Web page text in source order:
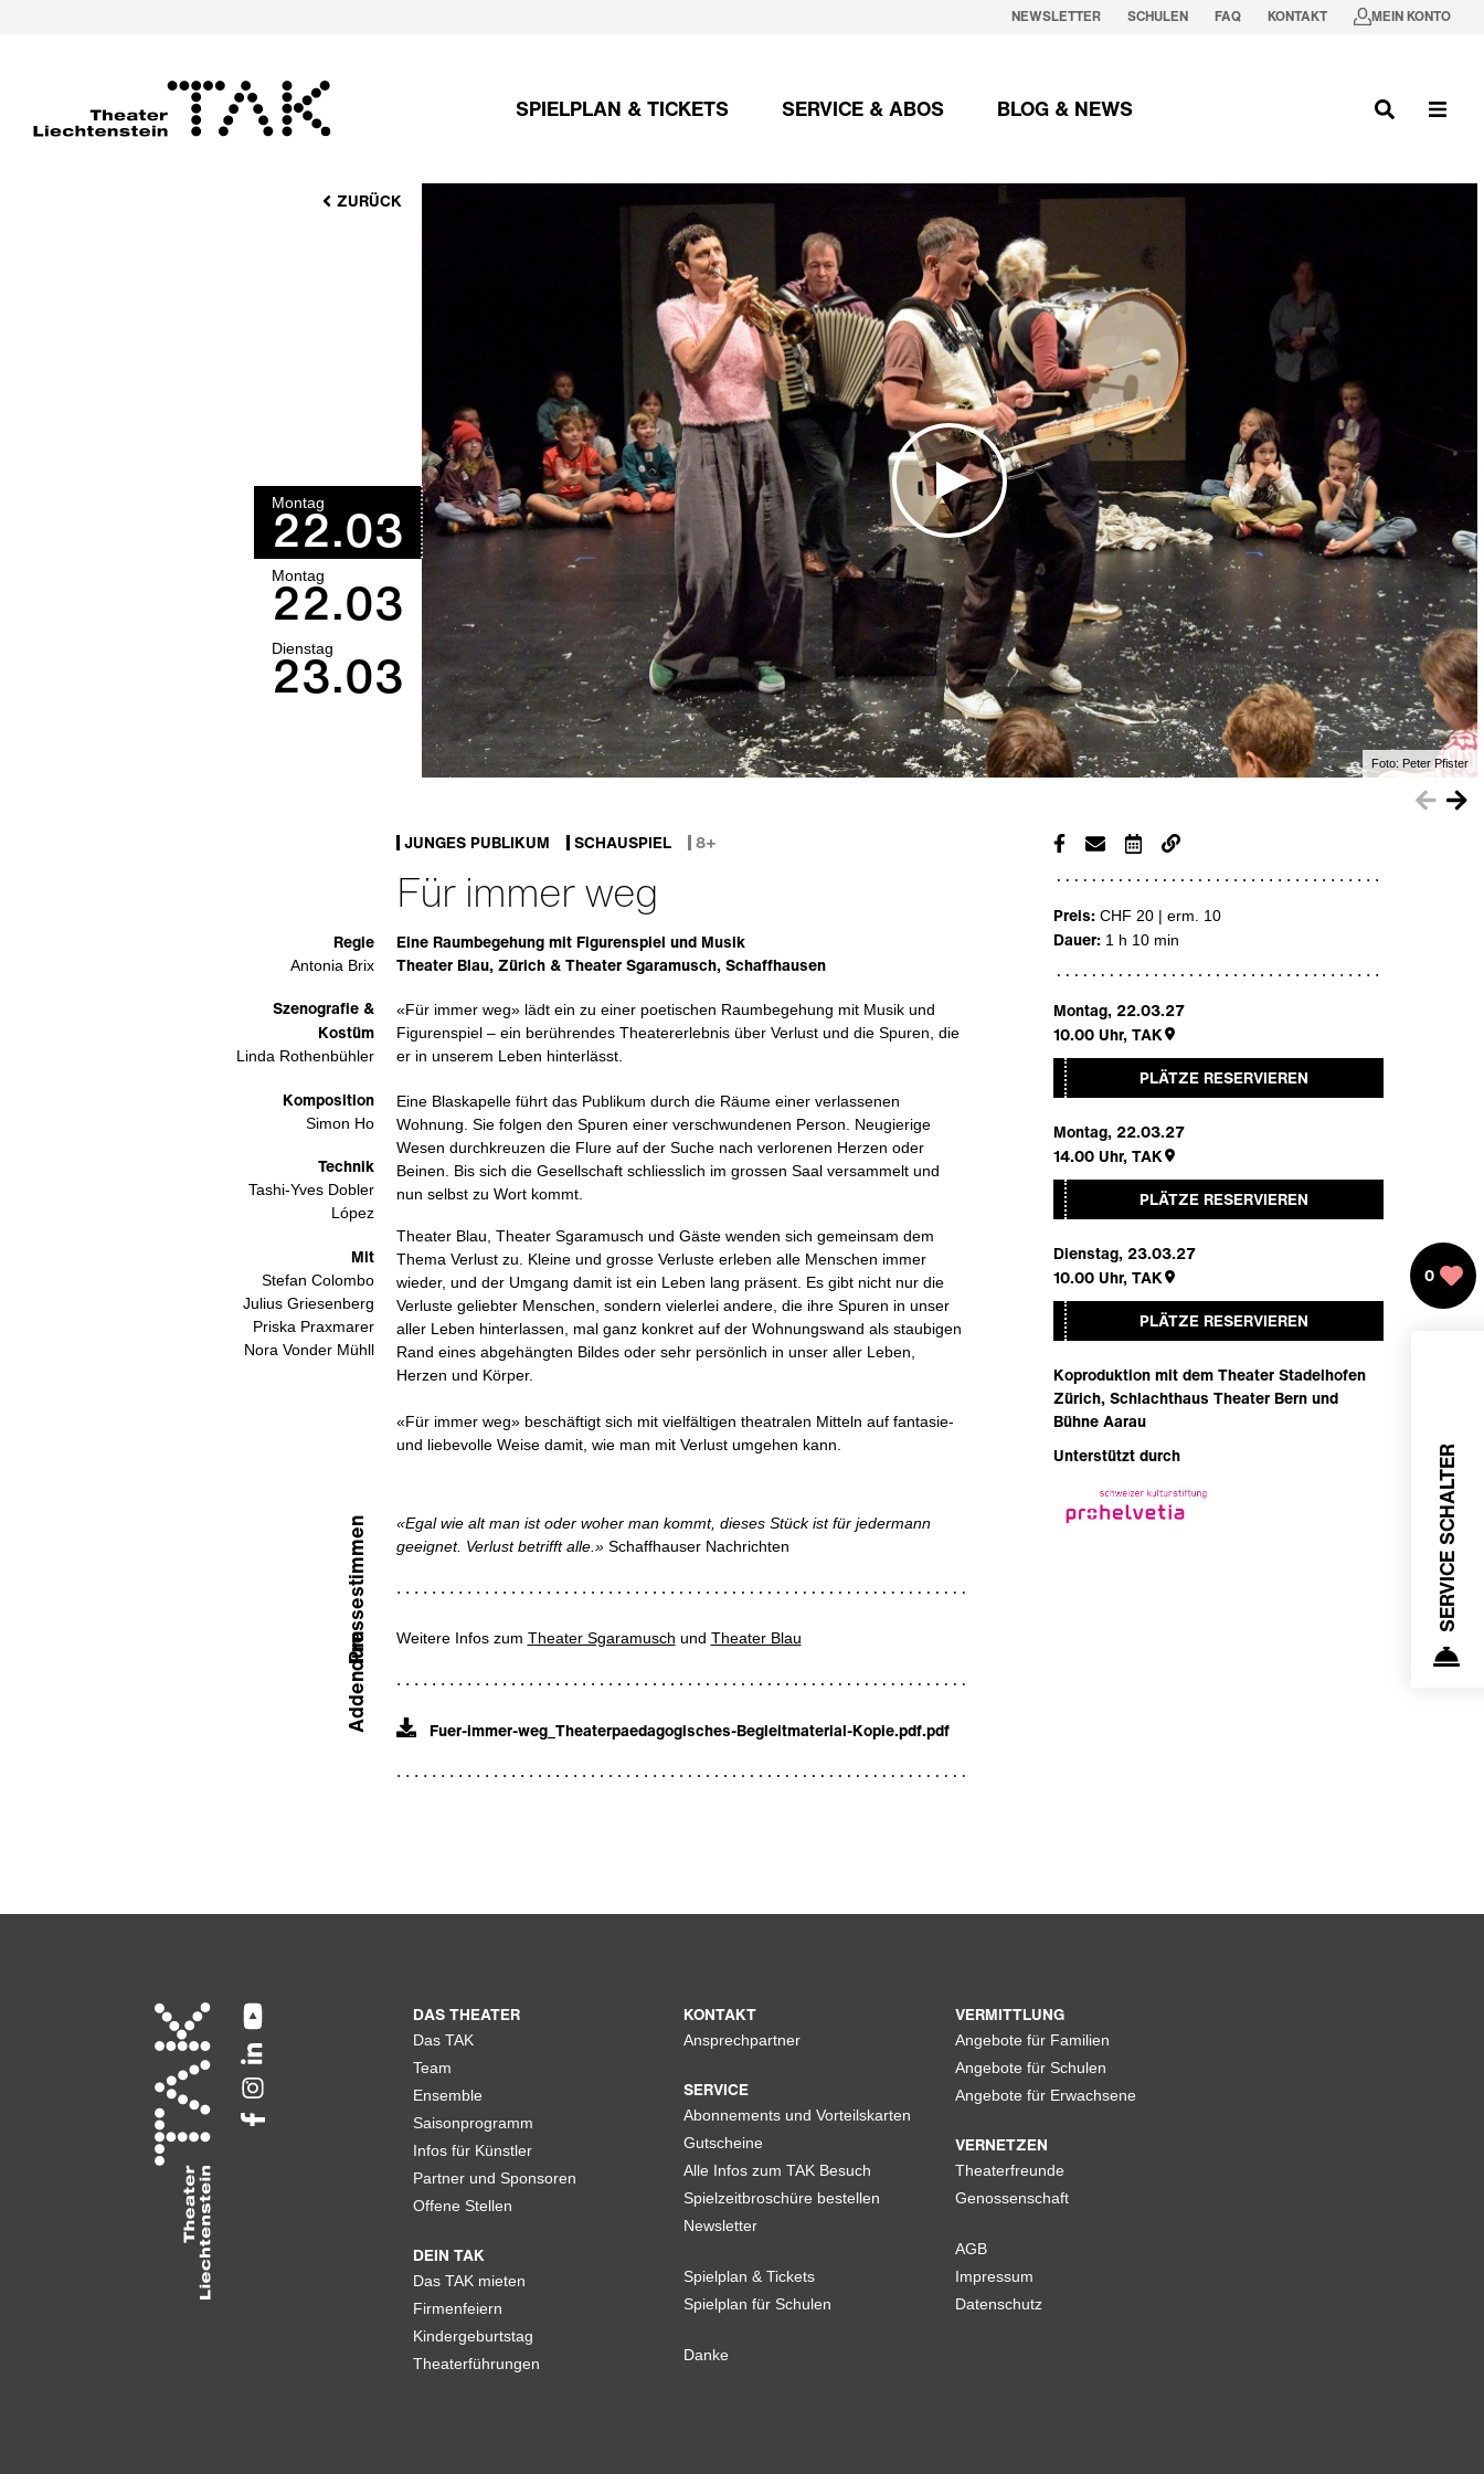
NEWSLETTER SCHULEN FAQ KONTAKT MEIN KONTO
SPIELPLAN & TICKETS SERVICE & ABOS BLOG & NEWS
ZURÜCK
Montag
22.03
Montag
22.03
Dienstag
23.03
Foto: Peter Pfister
JUNGES PUBLIKUM SCHAUSPIEL 8+
Für immer weg
Eine Raumbegehung mit Figurenspiel und Musik
Theater Blau, Zürich & Theater Sgaramusch, Schaffhausen
«Für immer weg» lädt ein zu einer poetischen Raumbegehung mit Musik und
Figurenspiel – ein berührendes Theatererlebnis über Verlust und die Spuren, die
er in unserem Leben hinterlässt.
Eine Blaskapelle führt das Publikum durch die Räume einer verlassenen
Wohnung. Sie folgen den Spuren einer verschwundenen Person. Neugierige
Wesen durchkreuzen die Flure auf der Suche nach verlorenen Herzen oder
Beinen. Bis sich die Gesellschaft schliesslich im grossen Saal versammelt und
nun selbst zu Wort kommt.
Theater Blau, Theater Sgaramusch und Gäste wenden sich gemeinsam dem
Thema Verlust zu. Kleine und grosse Verluste erleben alle Menschen immer
wieder, und der Umgang damit ist ein Leben lang präsent. Es gibt nicht nur die
Verluste geliebter Menschen, sondern vielerlei andere, die ihre Spuren in unser
aller Leben hinterlassen, mal ganz konkret auf der Wohnungswand als staubigen
Rand eines abgehängten Bildes oder sehr persönlich in unser aller Leben,
Herzen und Körper.
«Für immer weg» beschäftigt sich mit vielfältigen theatralen Mitteln auf fantasie-
und liebevolle Weise damit, wie man mit Verlust umgehen kann.
Regie
Antonia Brix
Szenografie &
Kostüm
Linda Rothenbühler
Komposition
Simon Ho
Technik
Tashi-Yves Dobler
López
Mit
Stefan Colombo
Julius Griesenberg
Priska Praxmarer
Nora Vonder Mühll
Pressestimmen
«Egal wie alt man ist oder woher man kommt, dieses Stück ist für jedermann
geeignet. Verlust betrifft alle.» Schaffhauser Nachrichten
Addendum Weitere Infos zum Theater Sgaramusch und Theater Blau
Fuer-immer-weg_Theaterpaedagogisches-Begleitmaterial-Kopie.pdf.pdf
Preis: CHF 20 | erm. 10
Dauer: 1 h 10 min
Montag, 22.03.27
10.00 Uhr,TAK
PLÄTZE RESERVIEREN
Montag, 22.03.27
14.00 Uhr,TAK
PLÄTZE RESERVIEREN
Dienstag, 23.03.27
10.00 Uhr,TAK
PLÄTZE RESERVIEREN
Koproduktion mit dem Theater Stadelhofen
Zürich, Schlachthaus Theater Bern und
Bühne Aarau
Unterstützt durch
SERVICE SCHALTER
0
DAS THEATER
Das TAK
Team
Ensemble
Saisonprogramm
Infos für Künstler
Partner und Sponsoren
Offene Stellen
DEIN TAK
Das TAK mieten
Firmenfeiern
Kindergeburtstag
Theaterführungen
KONTAKT
Ansprechpartner
SERVICE
Abonnements und Vorteilskarten
Gutscheine
Alle Infos zum TAK Besuch
Spielzeitbroschüre bestellen
Newsletter
Spielplan & Tickets
Spielplan für Schulen
Danke
VERMITTLUNG
Angebote für Familien
Angebote für Schulen
Angebote für Erwachsene
VERNETZEN
Theaterfreunde
Genossenschaft
AGB
Impressum
Datenschutz